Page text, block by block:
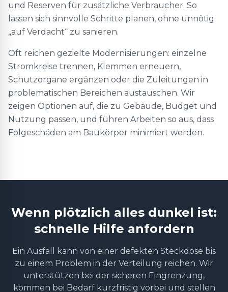
und Reserven für zusätzliche Verbraucher. So
lassen sich sinnvolle Schritte planen, ohne unnötig
„auf Verdacht“ zu sanieren.
Oft reichen gezielte Modernisierungen: einzelne
Stromkreise trennen, Klemmen erneuern,
Schutzorgane ergänzen oder die Zuleitungen in
problematischen Bereichen austauschen. Wir
zeigen Optionen auf, die zu Gebäude, Budget und
Nutzung passen, und führen Arbeiten so aus, dass
Folgeschäden am Baukörper minimiert werden.
Wenn plötzlich alles dunkel ist:
schnelle Hilfe anfordern
Ein Ausfall kann von einer defekten Steckdose bis
zu einem Problem in der Verteilung reichen. Wir
unterstützen bei der sicheren Eingrenzung,
kommen bei Bedarf kurzfristig vorbei und stellen